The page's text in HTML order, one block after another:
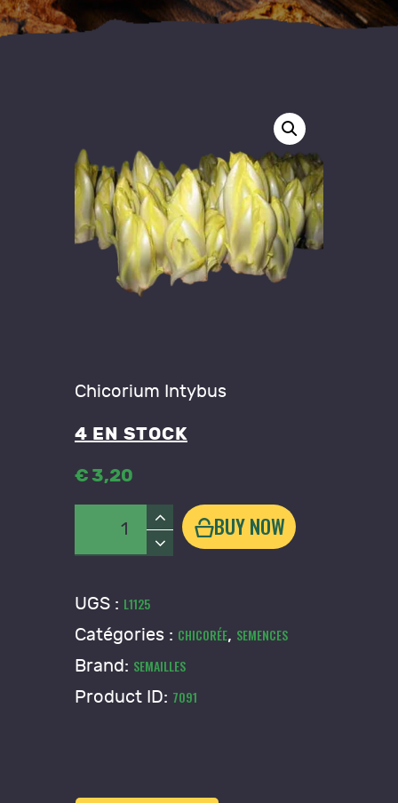
Chicorium Intybus
4 EN STOCK
€ 3,20
de
Bruxelles
BUY NOW
UGS : L1125
Catégories : CHICORÉE, SEMENCES
Brand: SEMAILLES
Product ID: 7091